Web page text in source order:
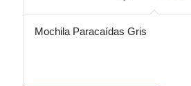
Mochila Paracaídas Gris